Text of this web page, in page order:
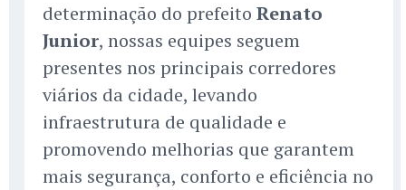
determinação do prefeito Renato
Junior, nossas equipes seguem
presentes nos principais corredores
viários da cidade, levando
infraestrutura de qualidade e
promovendo melhorias que garantem
mais segurança, conforto e eficiência no